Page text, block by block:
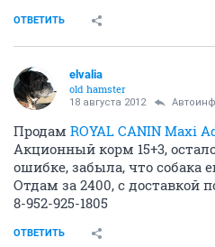
ОТВЕТИТЬ
elvalia
old hamster
18 августа 2012
Продам ROYAL CANIN Maxi
Акционный корм 15+3,
ошибке, забыла, что собака
Отдам за 2400, с доставкой
8-952-925-1805
ОТВЕТИТЬ